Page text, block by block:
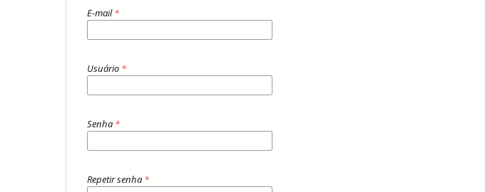
E-mail*
Usuário *
Senha *
Repetir senha *